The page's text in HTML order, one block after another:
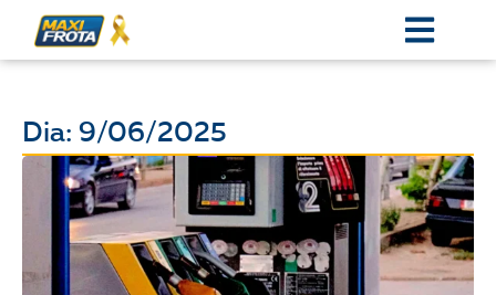
Dia: 9/06/2025